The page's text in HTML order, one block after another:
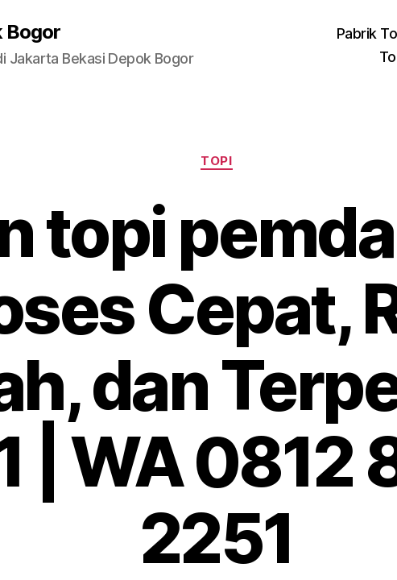
Bogor
Jakarta Bekasi Depok Bogor
Pabrik
Categories
TOPI
topi
Cepat,
dan
| WA 0812
2251